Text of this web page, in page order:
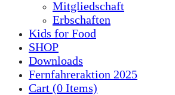
Mitgliedschaft
Erbschaften
Kids for Food
SHOP
Downloads
Fernfahreraktion 2025
Cart (0 Items)